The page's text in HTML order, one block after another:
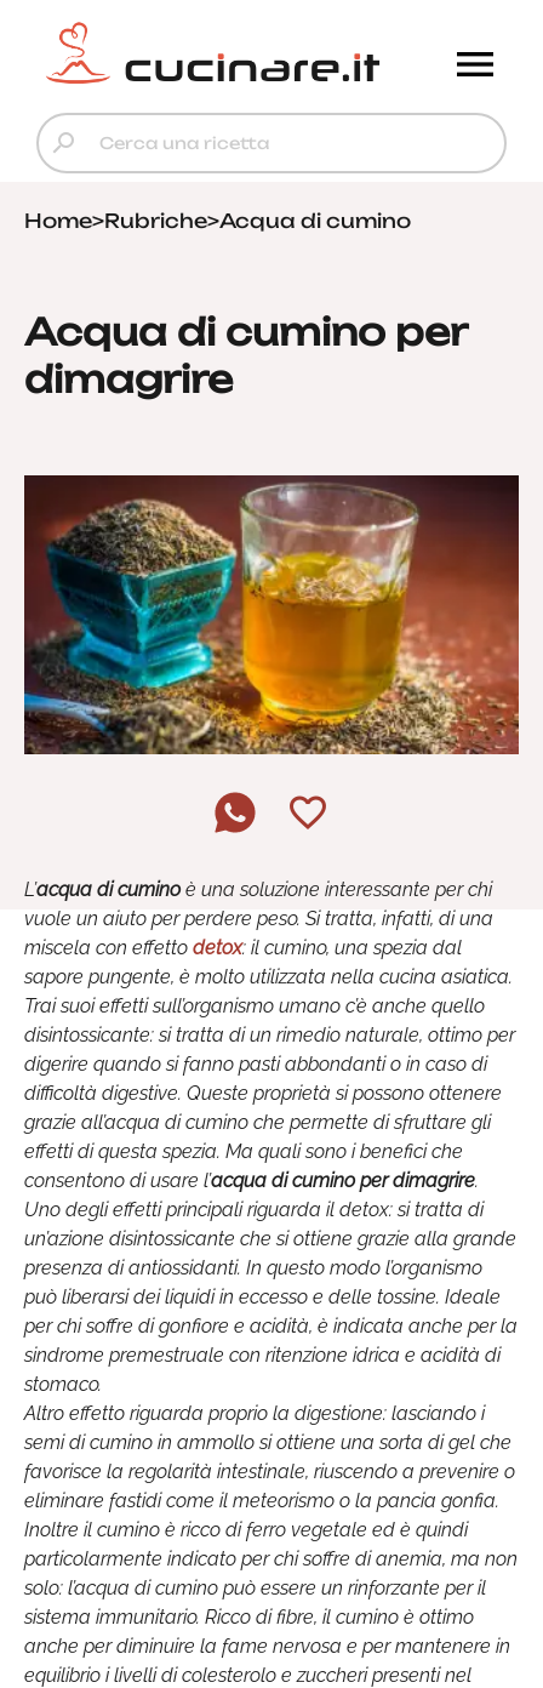
Home>Rubriche>Acqua di cumino
Acqua di cumino per
dimagrire
L’acqua di cuminoè una soluzione interessante per chi
vuole un aiuto per perdere peso. Si tratta, infatti, di una
miscela con effetto detox: il cumino, una spezia dal
sapore pungente, è molto utilizzata nella cucina asiatica.
Trai suoi effetti sull’organismo umano c’è anche quello
disintossicante: si tratta di un rimedio naturale, ottimo per
digerire quando si fanno pasti abbondanti o in caso di
difficoltà digestive. Queste proprietà si possono ottenere
grazie all’acqua di cumino che permette di sfruttare gli
effetti di questa spezia. Ma quali sono i benefici che
consentono di usare l’acqua di cumino per dimagrire.
Uno degli effetti principali riguarda il detox: si tratta di
un’azione disintossicante che si ottiene grazie alla grande
presenza di antiossidanti. In questo modo l’organismo
può liberarsi dei liquidi in eccesso e delle tossine. Ideale
per chi soffre di gonfiore e acidità, è indicata anche per la
sindrome premestruale con ritenzione idrica e acidità di
stomaco.
Altro effetto riguarda proprio la digestione: lasciando i
semi di cumino in ammollo si ottiene una sorta di gel che
favorisce la regolarità intestinale, riuscendo a prevenire o
eliminare fastidi come il meteorismo o la pancia gonfia.
Inoltre il cumino è ricco di ferro vegetale ed è quindi
particolarmente indicato per chi soffre di anemia, ma non
solo: l’acqua di cumino può essere un rinforzante per il
sistema immunitario. Ricco di fibre, il cumino è ottimo
anche per diminuire la fame nervosa e per mantenere in
equilibrio i livelli di colesterolo e zuccheri presenti nel